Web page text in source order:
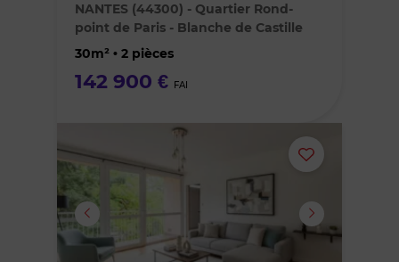
NANTES (44300) - Quartier Rond-
point de Paris - Blanche de Castille
30m² • 2 pièces
142 900 € FAI
Ajouter
supprimer